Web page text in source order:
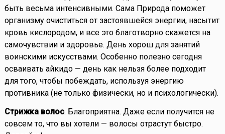
быть весьма интенсивными. Сама Природа поможет
организму очиститься от застоявшейся энергии, насытит
кровь кислородом, и все это благотворно скажется на
самочувствии и здоровье. День хорош для занятий
воинскими искусствами. Особенно полезно сегодня
осваивать айкидо — день как нельзя более подходит
для того, чтобы побеждать, используя энергию
противника (не только физически, но и психологически).
Стрижка волос: Благоприятна. Даже если получится не
совсем то, что вы хотели — волосы отрастут быстро.